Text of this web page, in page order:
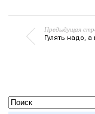
Предыдущая
Гулять надо,